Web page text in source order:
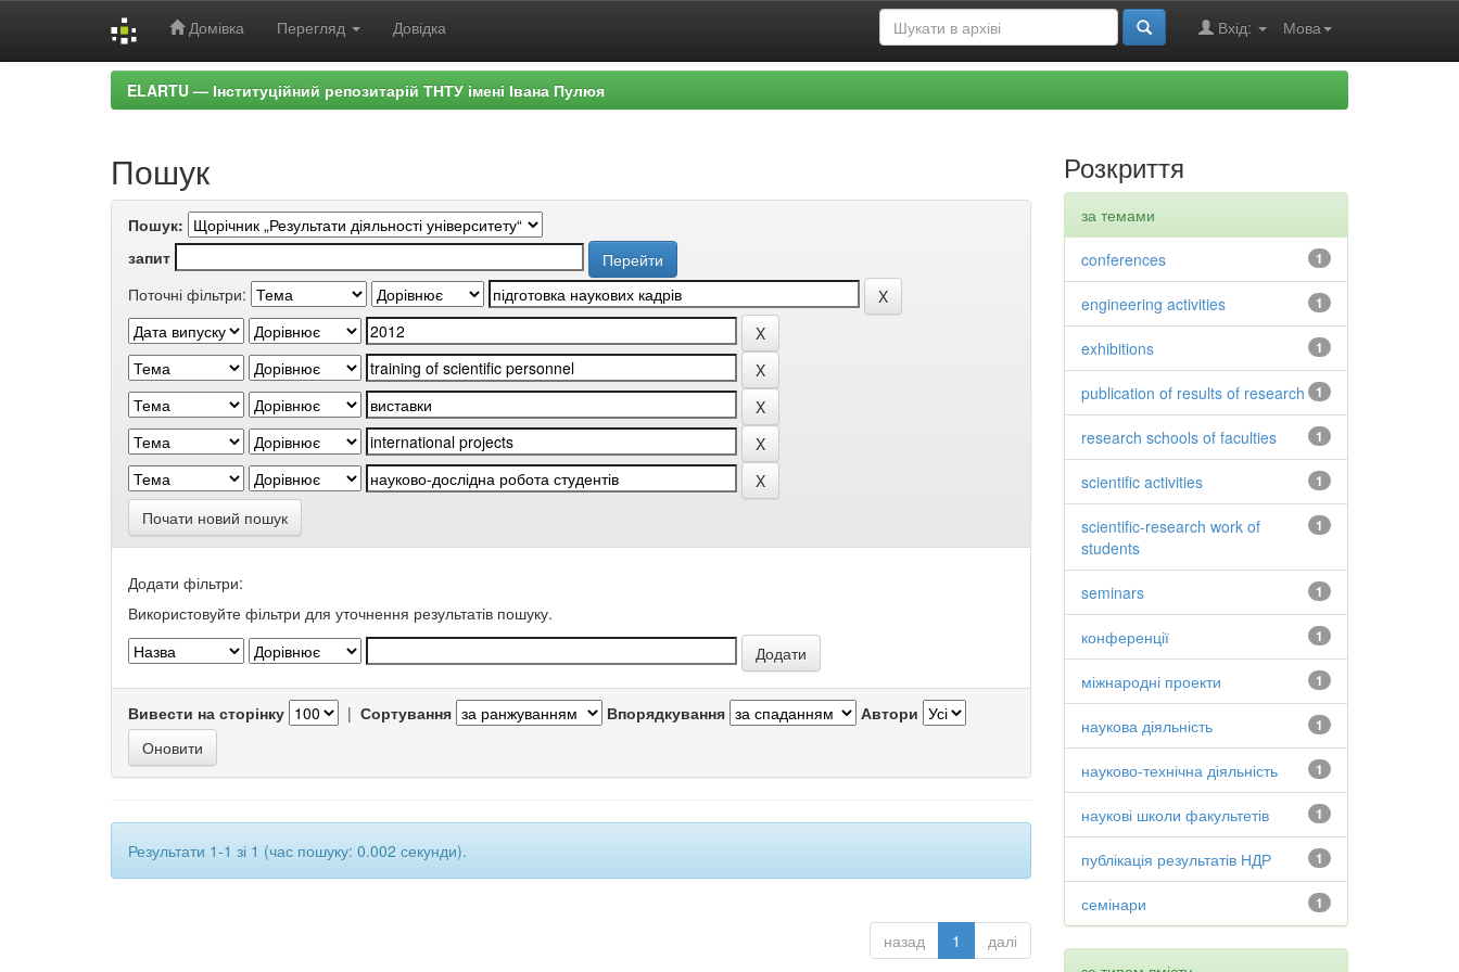
Домівка Перегляд Довідка Мова
Вхід:
ELARTU — Інституційний репозитарій ТНТУ імені Івана Пулюя
Пошук
Пошук:
запит
Поточні фільтри:
Почати новий пошук
Додати фільтри:
Використовуйте фільтри для уточнення результатів пошуку.
Вивести на сторінку | Сортування Впорядкування Автори
Результати 1-1 зі 1 (час пошуку: 0.002 секунди).
назад 1 далі
Розкриття
за темами
1
conferences
1
engineering activities
1
exhibitions
1
publication of results of research
1
research schools of faculties
1
scientific activities
1
scientific-research work of
students
1
seminars
1
конференції
1
міжнародні проекти
1
наукова діяльність
1
науково-технічна діяльність
1
наукові школи факультетів
1
публікація результатів НДР
1
семінари